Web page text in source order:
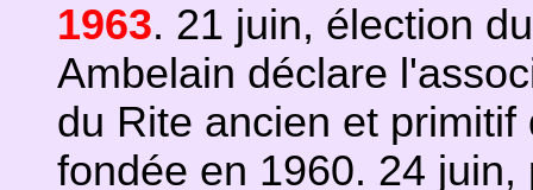
1963. 21 juin, élection
Ambelain déclare
du Rite ancien et
fondée en 1960. 24